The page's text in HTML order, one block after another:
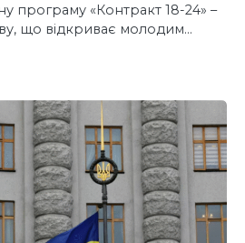
програму «Контракт 18-24» –
що відкриває молодим…